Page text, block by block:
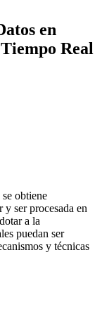
en
Real
obtiene
ser procesada en
a la
puedan ser
y técnicas